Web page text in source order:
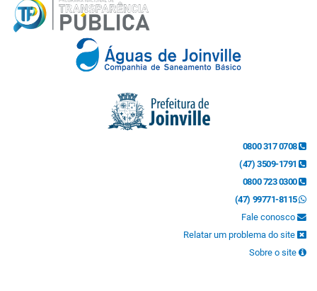
0800 317 0708
(47) 3509-1791
0800 723 0300
(47) 99771-8115
Fale conosco
Relatar um problema do site
Sobre o site